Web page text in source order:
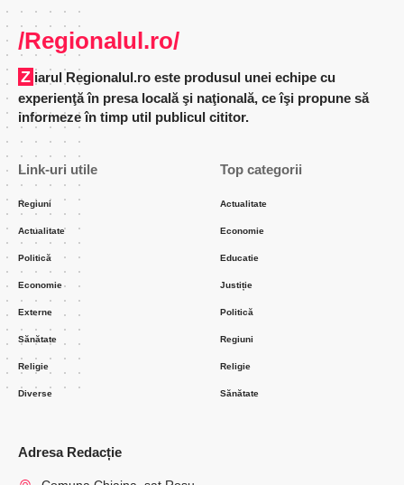
/Regionalul.ro/
Ziarul Regionalul.ro este produsul unei echipe cu
experienţă în presa locală şi naţională, ce îşi propune să
informeze în timp util publicul cititor.
Link-uri utile
Regiuni
Actualitate
Politică
Economie
Externe
Sănătate
Religie
Diverse
Top categorii
Actualitate
Economie
Educatie
Justiție
Politică
Regiuni
Religie
Sănătate
Adresa Redacție